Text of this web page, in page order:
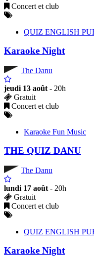
Concert et club
QUIZ ENGLISH
Karaoke Night
The Danu
jeudi 13 août - 20h
Gratuit
Concert et club
Karaoke Fun Music
THE QUIZ DANU
The Danu
lundi 17 août - 20h
Gratuit
Concert et club
QUIZ ENGLISH
Karaoke Night